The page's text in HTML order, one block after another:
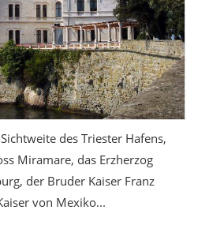
des Triester Hafens,
Miramare, das Erzherzog
der Bruder Kaiser Franz
von Mexiko...